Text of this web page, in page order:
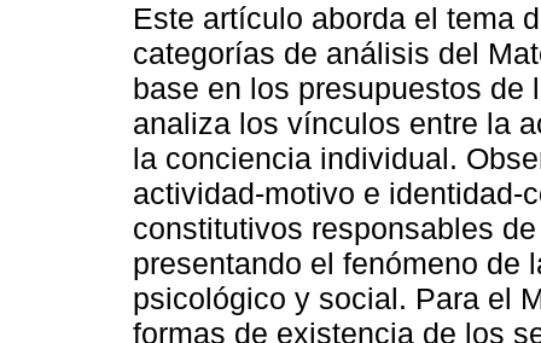
Este artículo aborda el tema
categorías de análisis del
base en los presupuestos
analiza los vínculos entre la
la conciencia individual.
actividad-motivo e identidad-
constitutivos responsables
presentando el fenómeno de
psicológico y social. Para el
formas de existencia de los